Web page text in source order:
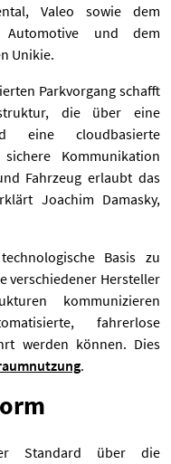
Valeo sowie dem
Automotive und dem
Unikie.
Parkvorgang schafft
die über eine
eine cloudbasierte
Kommunikation
Fahrzeug erlaubt das
Joachim Damasky,
Basis zu
verschiedener Hersteller
kommunizieren
fahrerlose
werden können. Dies
.
Standard über die